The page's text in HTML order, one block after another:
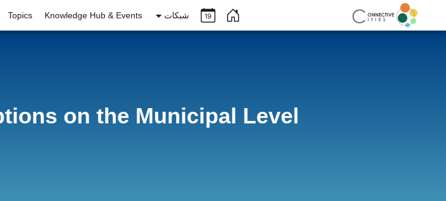
شبكات Knowledge Hub & Events
Topics Benutzermenü
on the Municipal Level